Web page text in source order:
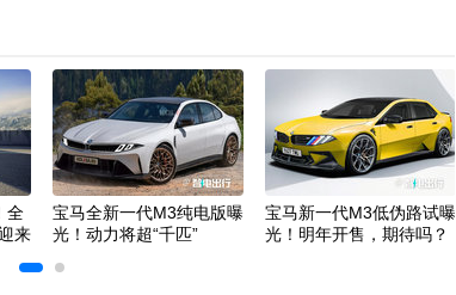
全
来
宝马全新一代M3纯电版曝
光！动力将超“千匹”
宝马新一代M3低伪路试曝
光！明年开售，期待吗？